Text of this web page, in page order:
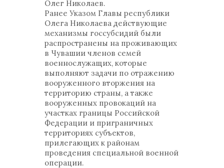
Олег Николаев.
Ранее Указом Главы республики
Олега Николаева действующие
механизмы госсубсидий были
распространены на проживающих
в Чувашии членов семей
военнослужащих, которые
выполняют задачи по отражению
вооруженного вторжения на
территорию страны, а также
вооруженных провокаций на
участках границы Российской
Федерации и приграничных
территориях субъектов,
прилегающих к районам
проведения специальной военной
операции.